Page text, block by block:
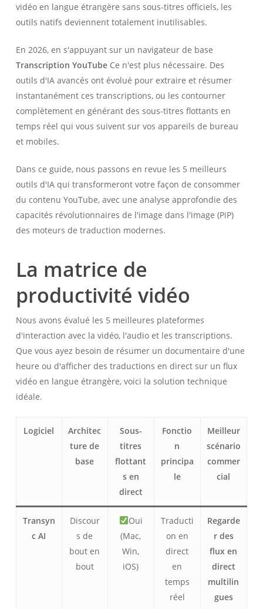
vidéo en langue étrangère sans sous-titres officiels, les
outils natifs deviennent totalement inutilisables.
En 2026, en s'appuyant sur un navigateur de base
Transcription YouTubeCe n'est plus nécessaire. Des
outils d'IA avancés ont évolué pour extraire et résumer
instantanément ces transcriptions, ou les contourner
complètement en générant des sous-titres flottants en
temps réel qui vous suivent sur vos appareils de bureau
et mobiles.
Dans ce guide, nous passons en revue les 5 meilleurs
outils d'IA qui transformeront votre façon de consommer
du contenu YouTube, avec une analyse approfondie des
capacités révolutionnaires de l'image dans l'image (PiP)
des moteurs de traduction modernes.
La matrice de
productivité vidéo
Nous avons évalué les 5 meilleures plateformes
d'interaction avec la vidéo, l'audio et les transcriptions.
Que vous ayez besoin de résumer un documentaire d'une
heure ou d'afficher des traductions en direct sur un flux
vidéo en langue étrangère, voici la solution technique
idéale.
Logiciel
Architec
ture de
base
Sous-
titres
flottant
s en
direct
Fonctio
n
principa
le
Meilleur
scénario
commer
cial
Transyn
c AI
Discour
s de
bout en
bout
Oui
(Mac,
Win,
iOS)
Traducti
on en
direct
en
temps
réel
Regarde
r des
flux en
direct
multilin
gues